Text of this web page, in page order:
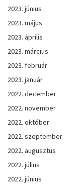
2023. június
2023. május
2023. április
2023. március
2023. február
2023. január
2022. december
2022. november
2022. október
2022. szeptember
2022. augusztus
2022. július
2022. június